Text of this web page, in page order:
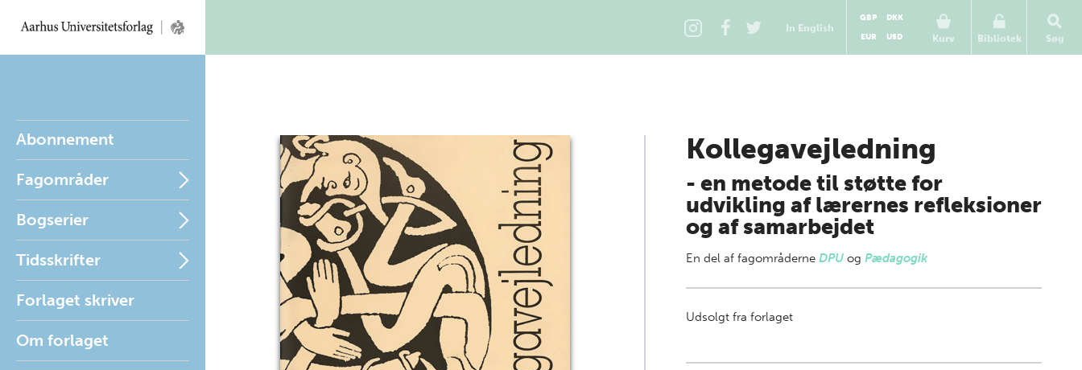
In English
Kurv
GBP
DKK
EUR
USD Bibliotek Søg
Abonnement
Fagområder
Bogserier
Tidsskrifter
Forlaget skriver
Om forlaget
Kollegavejledning
- en metode til støtte for
udvikling af lærernes refleksioner
og af samarbejdet
En del af fagområderne DPUog Pædagogik
Udsolgt fra forlaget